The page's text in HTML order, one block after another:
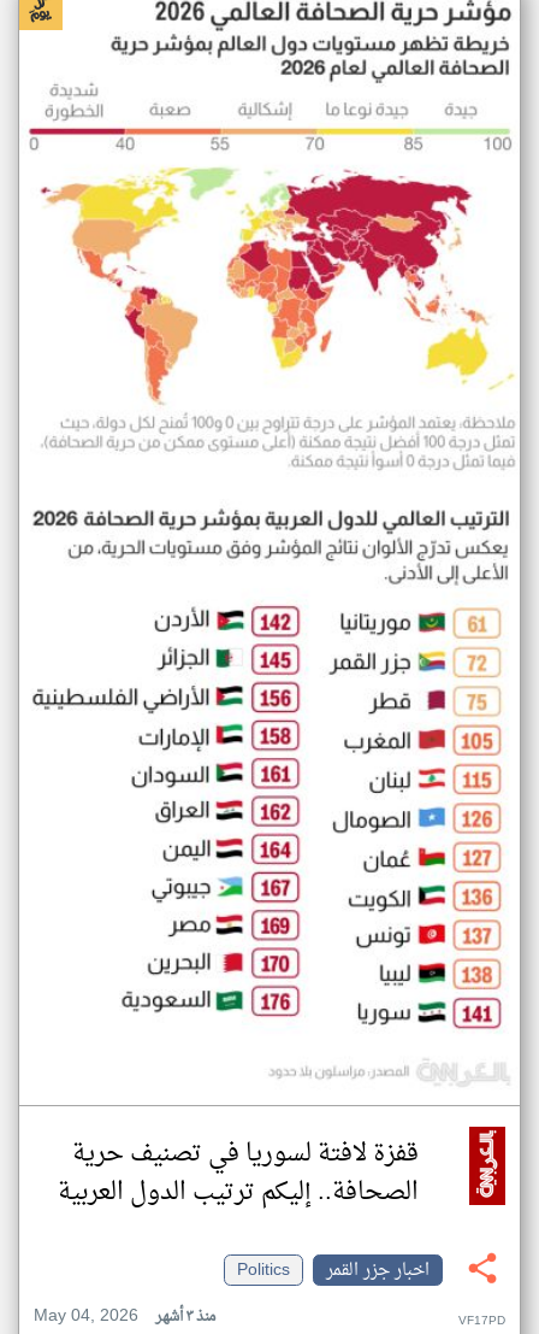
قفزة لافتة لسوريا في تصنيف حرية
الصحافة.. إليكم ترتيب الدول العربية
اخبار جزر القمر
Politics
May 04, 2026
منذ ٣ أشهر VF17PD